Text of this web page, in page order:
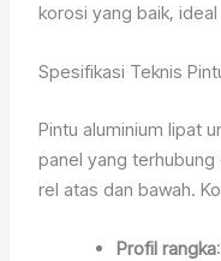
korosi yang baik,
Spesifikasi Teknis
Pintu aluminium lipat
panel yang
rel atas dan bawah.
Profil rangka